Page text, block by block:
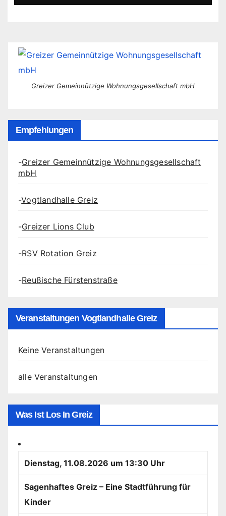
Greizer Gemeinnützige Wohnungsgesellschaft mbH
Empfehlungen
-Greizer Gemeinnützige Wohnungsgesellschaft
mbH
-Vogtlandhalle Greiz
-Greizer Lions Club
-RSV Rotation Greiz
-Reußische Fürstenstraße
Veranstaltungen Vogtlandhalle Greiz
Keine Veranstaltungen
alle Veranstaltungen
Was Ist Los In Greiz
Dienstag, 11.08.2026 um 13:30 Uhr
Sagenhaftes Greiz – Eine Stadtführung für
Kinder